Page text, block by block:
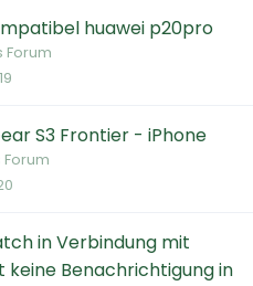
huawei p20pro
Forum
S3 Frontier - iPhone
in Verbindung mit
keine Benachrichtigung in